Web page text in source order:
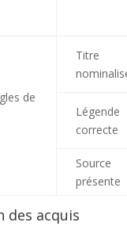
de
Titre
Légende
correcte
Source
présente
des acquis